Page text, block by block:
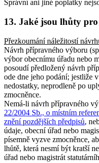
Správní ani jiné poplatky
13. Jaké jsou lhůty
Přezkoumání náležitostí
Návrh přípravného výboru
výbor obecnímu úřadu nebo
posoudí předložený návrh
ode dne jeho podání; jestliže
nedostatky, neprodleně po
zmocněnce.
Nemá-li návrh přípravného
22/2004 Sb., o místním
znění pozdějších předpisů,
údaje, obecní úřad nebo
písemně vyzve zmocněnce,
lhůtě, která nesmí být kratší
úřad nebo magistrát